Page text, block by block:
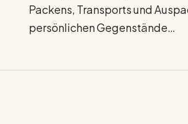
Packens, Transports und
persönlichen Gegenstände…